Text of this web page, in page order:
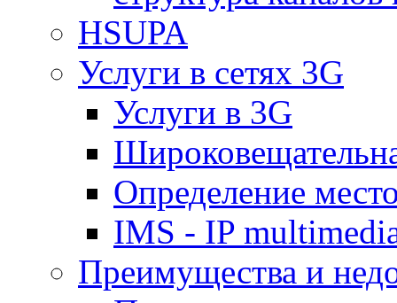
HSUPA
Услуги в сетях 3G
Услуги в 3G
Определение
IMS - IP
Преимущества и